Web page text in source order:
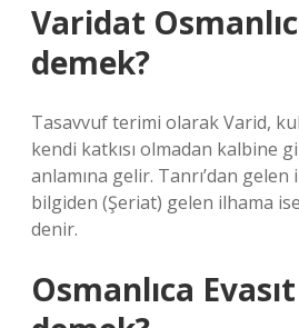
Varidat
demek?
Tasavvuf terimi olarak Varid,
kendi katkısı olmadan kalbine
anlamına gelir. Tanrı’dan
bilgiden (Şeriat) gelen ilhama
denir.
Osmanlıca